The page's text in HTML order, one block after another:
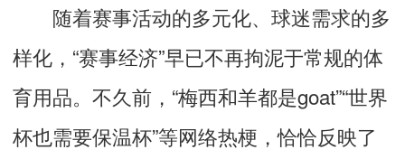
随着赛事活动的多元化、球迷需求的多
样化，“赛事经济”早已不再拘泥于常规的体
育用品。不久前，“梅西和羊都是goat”“世界
杯也需要保温杯”等网络热梗，恰恰反映了